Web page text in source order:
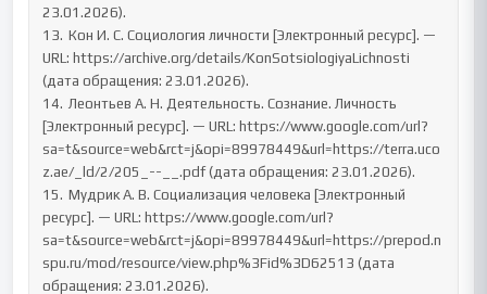
23.01.2026).
13.	Кон И. С. Социология личности [Электронный ресурс]. —
URL: https://archive.org/details/KonSotsiologiyaLichnosti
(дата обращения: 23.01.2026).
14.	Леонтьев А. Н. Деятельность. Сознание. Личность
[Электронный ресурс]. — URL: https://www.google.com/url?
sa=t&source=web&rct=j&opi=89978449&url=https://terra.uco
z.ae/_ld/2/205_--__.pdf (дата обращения: 23.01.2026).
15.	Мудрик А. В. Социализация человека [Электронный
ресурс]. — URL: https://www.google.com/url?
sa=t&source=web&rct=j&opi=89978449&url=https://prepod.n
spu.ru/mod/resource/view.php%3Fid%3D62513 (дата
обращения: 23.01.2026).